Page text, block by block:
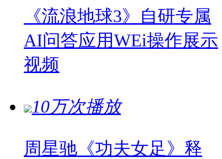
《流浪地球3》自研专属
AI问答应用WEi操作展示
视频
10万次播放
周星驰《功夫女足》释